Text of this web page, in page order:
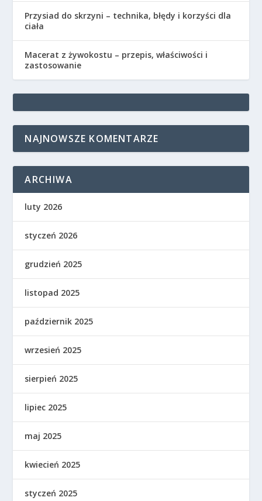
Przysiad do skrzyni – technika, błędy i korzyści dla
ciała
Macerat z żywokostu – przepis, właściwości i
zastosowanie
NAJNOWSZE KOMENTARZE
ARCHIWA
luty 2026
styczeń 2026
grudzień 2025
listopad 2025
październik 2025
wrzesień 2025
sierpień 2025
lipiec 2025
maj 2025
kwiecień 2025
styczeń 2025